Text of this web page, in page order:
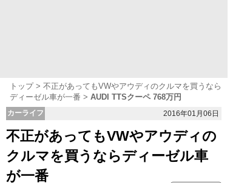
トップ
不正があってもVWやアウディのクルマを買うなら
ディーゼル車が一番
AUDI TTSクーペ 768万円
カーライフ 2016年01月06日
不正があってもVWやアウディの
クルマを買うならディーゼル車
が一番